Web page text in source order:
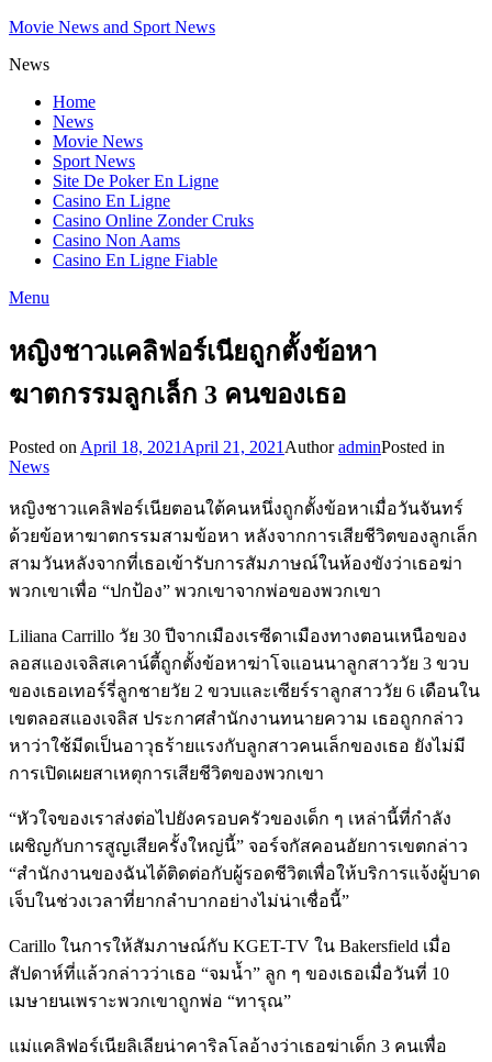
Movie News and Sport News
News
Home
News
Movie News
Sport News
Site De Poker En Ligne
Casino En Ligne
Casino Online Zonder Cruks
Casino Non Aams
Casino En Ligne Fiable
Menu
หญิงชาวแคลิฟอร์เนียถูกตั้งข้อหา
ฆาตกรรมลูกเล็ก 3 คนของเธอ
Posted on April 18, 2021 April 21, 2021 AuthoradminPosted in
News
หญิงชาวแคลิฟอร์เนียตอนใต้คนหนึ่งถูกตั้งข้อหาเมื่อวันจันทร์
ด้วยข้อหาฆาตกรรมสามข้อหา หลังจากการเสียชีวิตของลูกเล็ก
สามวันหลังจากที่เธอเข้ารับการสัมภาษณ์ในห้องขังว่าเธอฆ่า
พวกเขาเพื่อ “ปกป้อง” พวกเขาจากพ่อของพวกเขา
Liliana Carrillo วัย 30 ปีจากเมืองเรซีดาเมืองทางตอนเหนือของ
ลอสแองเจลิสเคาน์ตี้ถูกตั้งข้อหาฆ่าโจแอนนาลูกสาววัย 3 ขวบ
ของเธอเทอร์รี่ลูกชายวัย 2 ขวบและเซียร์ราลูกสาววัย 6 เดือนใน
เขตลอสแองเจลิส ประกาศสำนักงานทนายความ เธอถูกกล่าว
หาว่าใช้มีดเป็นอาวุธร้ายแรงกับลูกสาวคนเล็กของเธอ ยังไม่มี
การเปิดเผยสาเหตุการเสียชีวิตของพวกเขา
“หัวใจของเราส่งต่อไปยังครอบครัวของเด็ก ๆ เหล่านี้ที่กำลัง
เผชิญกับการสูญเสียครั้งใหญ่นี้” จอร์จกัสคอนอัยการเขตกล่าว
“สำนักงานของฉันได้ติดต่อกับผู้รอดชีวิตเพื่อให้บริการแจ้งผู้บาด
เจ็บในช่วงเวลาที่ยากลำบากอย่างไม่น่าเชื่อนี้”
Carillo ในการให้สัมภาษณ์กับ KGET-TV ใน Bakersfield เมื่อ
สัปดาห์ที่แล้วกล่าวว่าเธอ “จมน้ำ” ลูก ๆ ของเธอเมื่อวันที่ 10
เมษายนเพราะพวกเขาถูกพ่อ “ทารุณ”
แม่แคลิฟอร์เนียลิเลียน่าคาริลโลอ้างว่าเธอฆ่าเด็ก 3 คนเพื่อ